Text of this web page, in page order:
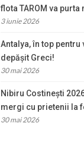
flota TAROM va purta
3 iunie 2026
Antalya, în top pentru
depășit Greci!
30 mai 2026
Nibiru Costinești
mergi cu prietenii la
30 mai 2026